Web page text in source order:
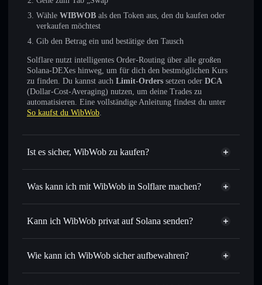
Wähle WIBWOB als den Token aus, den du kaufen oder
verkaufen möchtest
Gib den Betrag ein und bestätige den Tausch
Solflare nutzt intelligentes Order-Routing über alle großen
Solana-DEXes hinweg, um für dich den bestmöglichen Kurs
zu finden. Du kannst auch Limit-Orders setzen oder DCA
(Dollar-Cost-Averaging) nutzen, um deine Trades zu
automatisieren. Eine vollständige Anleitung findest du unter
So kaufst du WibWob.
Ist es sicher, WibWob zu kaufen?
WibWob nicht verifiziert
Was kann ich mit WibWob in Solflare machen?
WibWob
Solflare-Wallet
Sofort tauschen– handle WIBWOB gegen SOL, USDC
Order Routing zum bestmöglichen Kurs
Limit-Orders setzen– automatisiere Trades zu deinem
Kann ich WibWob privat auf Solana senden?
Privacy
Wie kann ich WibWob sicher aufbewahren?
WibWob
nicht